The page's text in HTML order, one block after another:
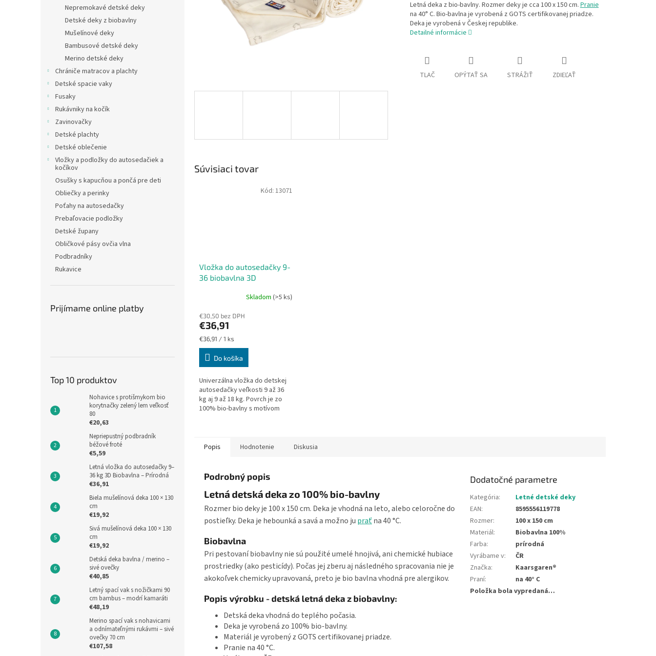
Nepremokavé detské deky
Detské deky z biobavlny
Mušelínové deky
Bambusové detské deky
Merino detské deky
Chrániče matracov a plachty
Detské spacie vaky
Fusaky
Rukávniky na kočík
Zavinovačky
Detské plachty
Detské oblečenie
Vložky a podložky do autosedačiek a
kočíkov
Osušky s kapucňou a pončá pre deti
Obliečky a perinky
Poťahy na autosedačky
Prebaľovacie podložky
Detské župany
Obličkové pásy ovčia vlna
Podbradníky
Rukavice
Prijímame online platby
Top 10 produktov
Nohavice s protišmykom bio
korytnačky zelený lem veľkosť
80
€20,63
Nepriepustný podbradník
béžové froté
€5,59
Letná vložka do autosedačky 9–
36 kg 3D Biobavlna – Prírodná
€36,91
Biela mušelínová deka 100 × 130
cm
€19,92
Sivá mušelínová deka 100 × 130
cm
€19,92
Detská deka bavlna / merino –
sivé ovečky
€40,85
Letný spací vak s nožičkami 90
cm bambus – modrí kamaráti
€48,19
Merino spací vak s nohavicami
a odnímateľnými rukávmi – sivé
ovečky 70 cm
€107,58
Letná deka z bio-bavlny. Rozmer deky je cca 100 x 150 cm.Pranie
na 40° C. Bio-bavlna je vyrobená z GOTS certifikovanej priadze.
Deka je vyrobená v Českej republike.
Detailné informácie
TLAČ OPÝTAŤ SA STRÁŽIŤ ZDIEĽAŤ
Súvisiaci tovar
Vložka do autosedačky 9-
36 biobavlna 3D
Skladom (>5 ks)
€30,50 bez DPH
€36,91
Jednotková
cena:
€36,91 / 1 ks
Do košíka
Univerzálna vložka do detskej
autosedačky veľkosti 9 až 36
kg aj 9 až 18 kg. Povrch je zo
100% bio-bavlny s motívom
Kód: 13071
Popis Hodnotenie Diskusia
Podrobný popis
Letná detská deka zo 100% bio-bavlny
Rozmer bio deky je 100 x 150 cm. Deka je vhodná na leto, alebo celoročne do
postieľky. Deka je hebounká a savá a možno ju praťna 40 °C.
Biobavlna
Pri pestovaní biobavlny nie sú použité umelé hnojivá, ani chemické hubiace
prostriedky (ako pesticídy). Počas jej zberu aj následného spracovania nie je
akokoľvek chemicky upravovaná, preto je bio bavlna vhodná pre alergikov.
Popis výrobku - detská letná deka z biobavlny:
Detská deka vhodná do teplého počasia.
Deka je vyrobená zo 100% bio-bavlny.
Materiál je vyrobený z GOTS certifikovanej priadze.
Pranie na 40 °C.
Dodatočné parametre
Kategória:
Letné detské deky
EAN:
8595556119778
Rozmer:
100 x 150 cm
Materiál:
Biobavlna 100%
Farba:
prírodná
Vyrábame v:
ČR
Značka:
Kaarsgaren®
Praní:
na 40° C
Položka bola vypredaná…